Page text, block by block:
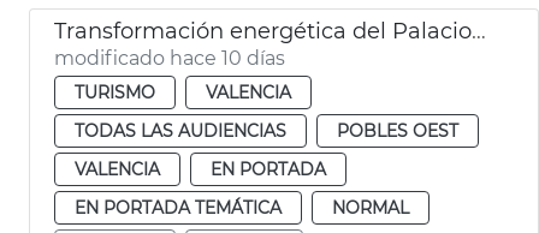
Transformación energética del Palacio de Congresos
modificado hace 10 días
TURISMO
VALENCIA
TODAS LAS AUDIENCIAS
POBLES OEST
VALENCIA
EN PORTADA
EN PORTADA TEMÁTICA
NORMAL